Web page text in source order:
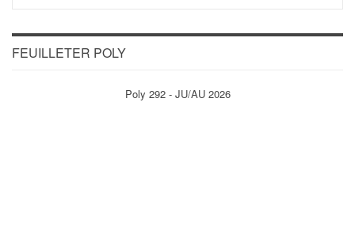
FEUILLETER POLY
Poly 292 - JU/AU 2026